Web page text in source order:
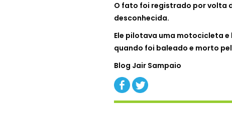
O fato foi registrado por volta
desconhecida.
Ele pilotava uma motocicleta
quando foi baleado e morto
Blog Jair Sampaio